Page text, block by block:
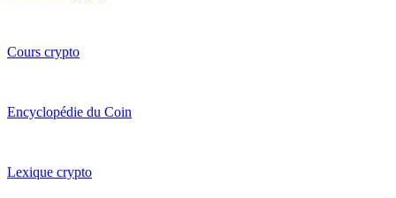
Cours crypto
Encyclopédie du Coin
Lexique crypto